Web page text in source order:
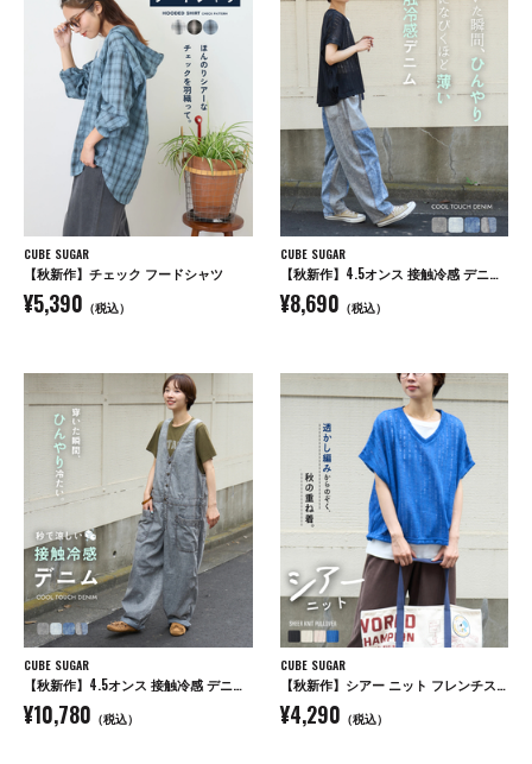
CUBE SUGAR
【秋新作】チェック フードシャツ
¥5,390 （税込）
CUBE SUGAR
【秋新作】4.5オンス 接触冷感 デニム コクーンパンツ
¥8,690 （税込）
CUBE SUGAR
【秋新作】4.5オンス 接触冷感 デニム サロペットパンツ
¥10,780 （税込）
CUBE SUGAR
【秋新作】シアー ニット フレンチスリーブ プルオーバー
¥4,290 （税込）